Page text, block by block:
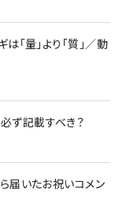
「量」より「質」／動
ず記載すべき？
届いたお祝いコメン